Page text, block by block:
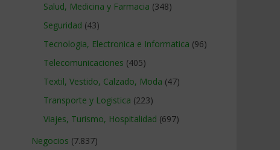
Salud, Medicina y Farmacia (348)
Seguridad (43)
Tecnologia, Electronica e Informatica (96)
Telecomunicaciones (405)
Textil, Vestido, Calzado, Moda (47)
Transporte y Logistica (223)
Viajes, Turismo, Hospitalidad (697)
Negocios (7.837)